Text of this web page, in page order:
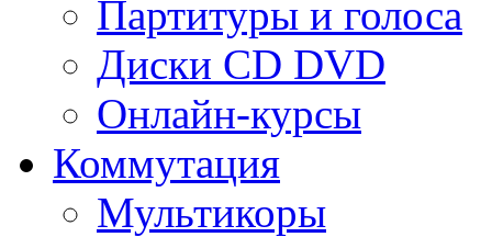
Партитуры и голоса
Диски CD DVD
Онлайн-курсы
Коммутация
Мультикоры